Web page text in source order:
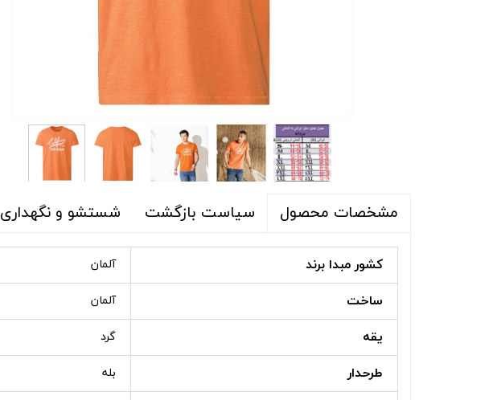
مشخصات محصول سیاست بازگشت شستشو و نگهداری
کشور مبدا برند آلمان
ساخت آلمان
یقه گرد
طرحدار بله